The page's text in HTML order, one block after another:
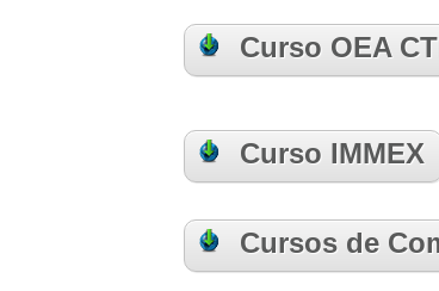
Curso OEA
Curso IMMEX
Cursos de